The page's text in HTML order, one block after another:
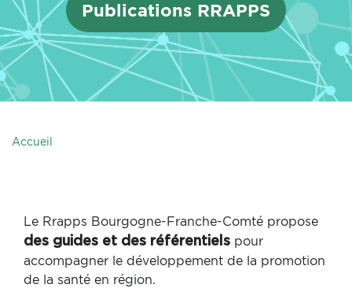
Publications RRAPPS
Accueil
Le Rrapps Bourgogne-Franche-Comté propose
des guides et des référentiels pour
accompagner le développement de la promotion
de la santé en région.